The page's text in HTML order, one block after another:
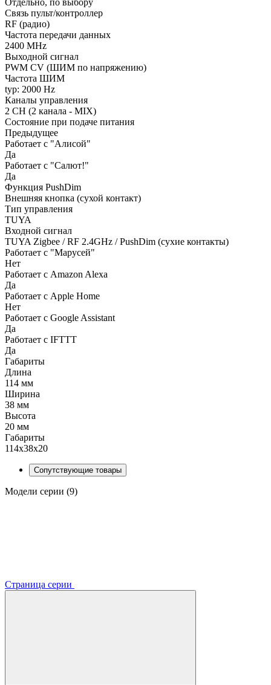
Связь пульт/контроллер
RF (радио)
Частота передачи данных
2400 MHz
Выходной сигнал
PWM СV (ШИМ по напряжению)
Частота ШИМ
typ: 2000 Hz
Каналы управления
2 CH (2 канала - MIX)
Состояние при подаче питания
Предыдущее
Работает с "Алисой"
Да
Работает с "Салют!"
Да
Функция PushDim
Внешняя кнопка (сухой контакт)
Тип управления
TUYA
Входной сигнал
TUYA Zigbee / RF 2.4GHz / PushDim (сухие контакты)
Работает с "Марусей"
Нет
Работает с Amazon Alexa
Да
Работает с Apple Home
Нет
Работает с Google Assistant
Да
Работает с IFTTT
Да
Габариты
Длина
114 мм
Ширина
38 мм
Высота
20 мм
Габариты
114x38x20
Сопутствующие товары
Модели серии (9)
Страница серии